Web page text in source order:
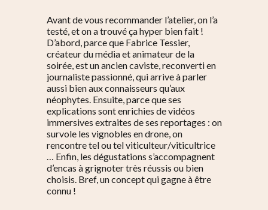
Avant de vous recommander l’atelier, on l’a
testé, et on a trouvé ça hyper bien fait !
D’abord, parce que Fabrice Tessier,
créateur du média et animateur de la
soirée, est un ancien caviste, reconverti en
journaliste passionné, qui arrive à parler
aussi bien aux connaisseurs qu’aux
néophytes. Ensuite, parce que ses
explications sont enrichies de vidéos
immersives extraites de ses reportages : on
survole les vignobles en drone, on
rencontre tel ou tel viticulteur/viticultrice
… Enfin, les dégustations s’accompagnent
d’encas à grignoter très réussis ou bien
choisis. Bref, un concept qui gagne à être
connu !